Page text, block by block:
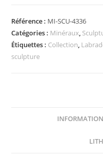
Référence : MI-SCU-4336
Catégories : Minéraux,
Étiquettes : Collection,
sculpture